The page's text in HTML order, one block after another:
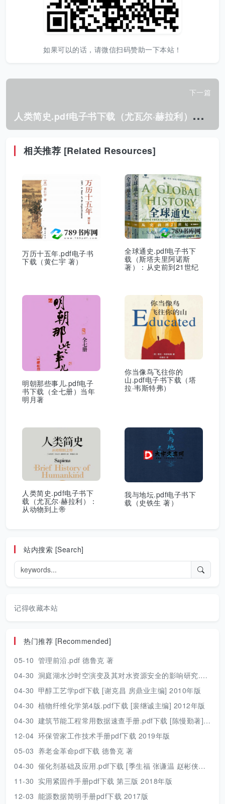
如果可以的话，请微信扫码赞助一下本站！
下一篇
人
类简史.pdf电子书下载（尤瓦尔·赫拉利）：从动物到上帝
相关推荐 [Related Resources]
万历十五年.pdf电子书
下载（黄仁宇 著）
全球通史.pdf电子书下
载（斯塔夫里阿诺斯
著）：从史前到21世纪
明朝那些事儿.pdf电子
书下载（全七册）当年
明月著
你当像鸟飞往你的
山.pdf电子书下载（塔
拉·韦斯特弗）
人类简史.pdf电子书下
载（尤瓦尔·赫拉利）：
从动物到上帝
我与地坛.pdf电子书下
载（史铁生 著）
站内搜索 [Search]
记得收藏本站
热门推荐 [Recommended]
05-10 管理前沿.pdf 德鲁克 著
04-30 洞庭湖水沙时空演变及其对水资源安全的影响研究.pdf 胡光伟 著 2017年版
04-30 甲醇工艺学pdf下载 [谢克昌 房鼎业主编] 2010年版
04-30 植物纤维化学第4版.pdf下载 [裴继诚主编] 2012年版
04-30 建筑节能工程常用数据速查手册.pdf下载 [陈慢勤著] 2010年版
12-04 环保管家工作技术手册pdf下载 2019年版
05-03 养老金革命pdf下载 德鲁克 著
04-30 催化剂基础及应用.pdf下载 [季生福 张谦温 赵彬侠编] 2011年版
11-30 实用紧固件手册pdf下载 第三版 2018年版
12-03 能源数据简明手册pdf下载 2017版